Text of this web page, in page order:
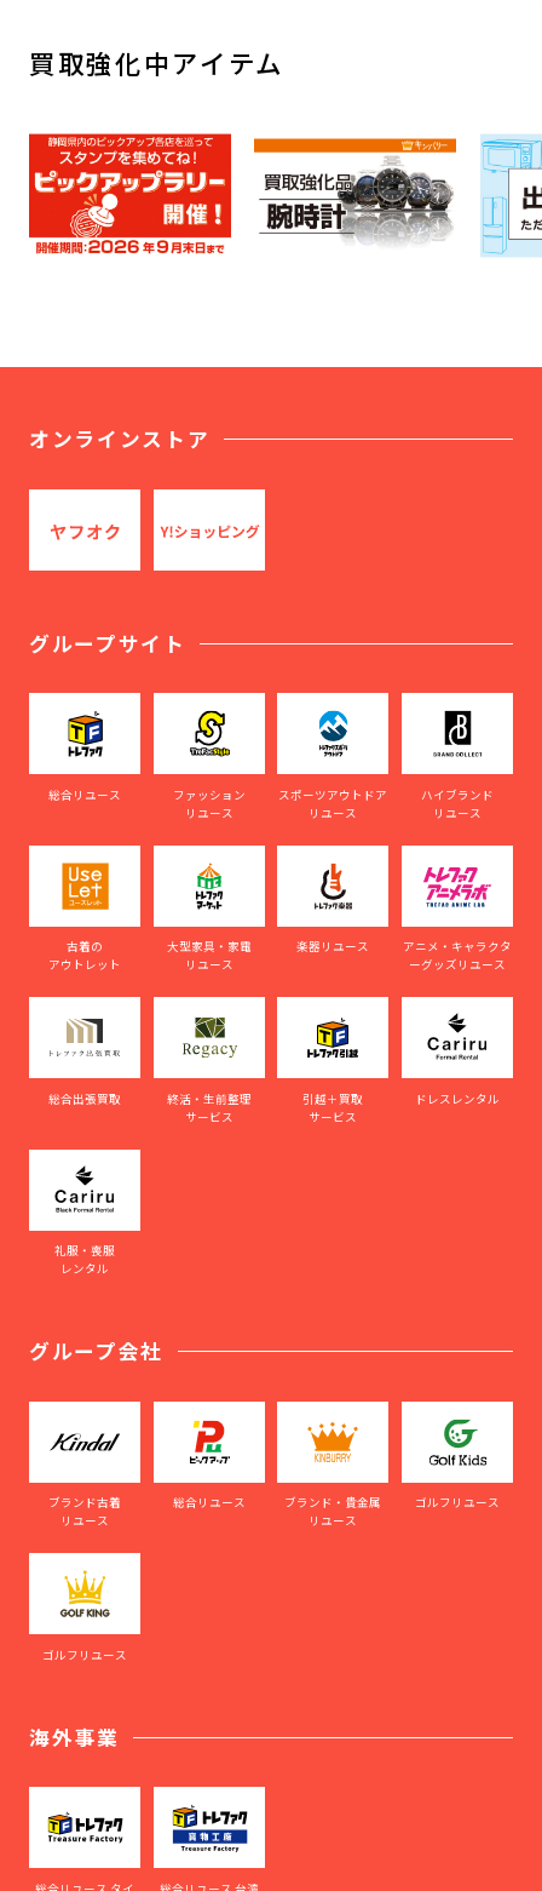
買取強化中アイテム
オンラインストア
グループサイト
総合リユース
ファッション
リユース
スポーツアウトドア
リユース
ハイブランド
リユース
古着の
アウトレット
大型家具・家電
リユース
楽器リユース
アニメ・キャラクタ
ーグッズリユース
総合出張買取
終活・生前整理
サービス
引越＋買取
サービス
ドレスレンタル
礼服・喪服
レンタル
グループ会社
ブランド古着
リユース
総合リユース
ブランド・貴金属
リユース
ゴルフリユース
ゴルフリユース
海外事業